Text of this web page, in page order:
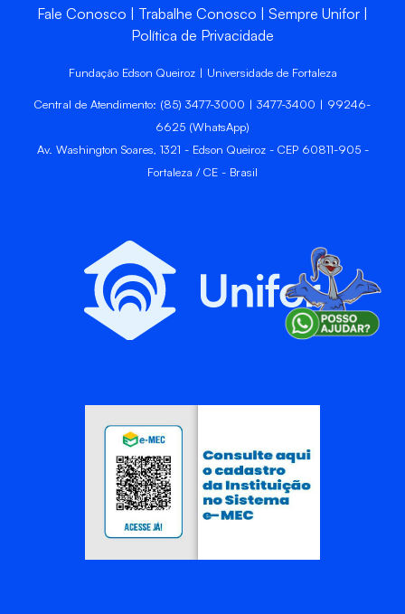
Fale Conosco Trabalhe Conosco
Sempre Unifor
Política de Privacidade
Fundação Edson Queiroz | Universidade de Fortaleza
Central de Atendimento: (85) 3477-3000 | 3477-3400 | 99246-
6625 (WhatsApp)
Av. Washington Soares, 1321 - Edson Queiroz - CEP 60811-905 -
Fortaleza / CE - Brasil